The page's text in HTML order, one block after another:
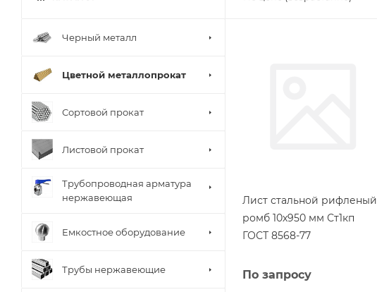
Лист стальной рифленый
ромб 10х950 мм Ст1кп
ГОСТ 8568-77
По запросу
Черный металл
Цветной металлопрокат
Сортовой прокат
Листовой прокат
Трубопроводная арматура
нержавеющая
Емкостное оборудование
Трубы нержавеющие